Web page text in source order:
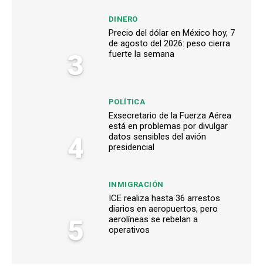
3
DINERO
Precio del dólar en México hoy, 7
de agosto del 2026: peso cierra
fuerte la semana
4
POLÍTICA
Exsecretario de la Fuerza Aérea
está en problemas por divulgar
datos sensibles del avión
presidencial
5
INMIGRACIÓN
ICE realiza hasta 36 arrestos
diarios en aeropuertos, pero
aerolíneas se rebelan a
operativos